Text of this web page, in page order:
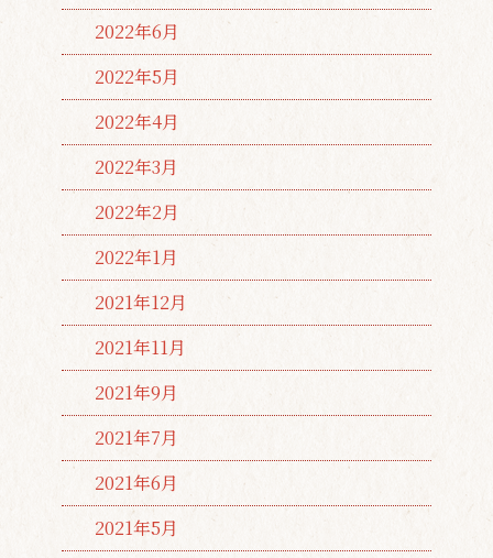
2022年6月
2022年5月
2022年4月
2022年3月
2022年2月
2022年1月
2021年12月
2021年11月
2021年9月
2021年7月
2021年6月
2021年5月